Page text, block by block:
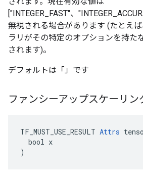
["INTEGER_FAST"、
無視される場合があります (たとえ
ラリがその特定のオプションを持た
されます)。
デフォルトは「」です
ファンシーアップスケーリン
TF_MUST_USE_RESULT Attrs
  bool x
)